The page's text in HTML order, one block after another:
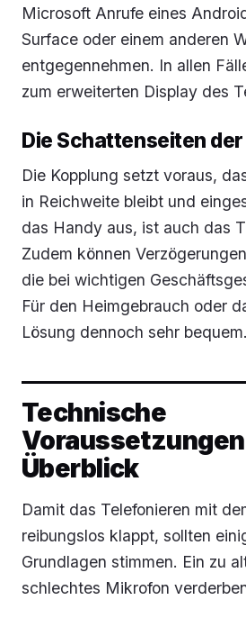
Microsoft Anrufe eines
Surface oder einem anderen
entgegennehmen. In allen
zum erweiterten Display des
Die Schattenseiten
Die Kopplung setzt voraus,
in Reichweite bleibt und
das Handy aus, ist auch das
Zudem können
die bei wichtigen
Für den Heimgebrauch oder
Lösung dennoch sehr bequem.
Technische
Überblick
Damit das Telefonieren mit
reibungslos klappt, sollten
Grundlagen stimmen. Ein zu
schlechtes Mikrofon